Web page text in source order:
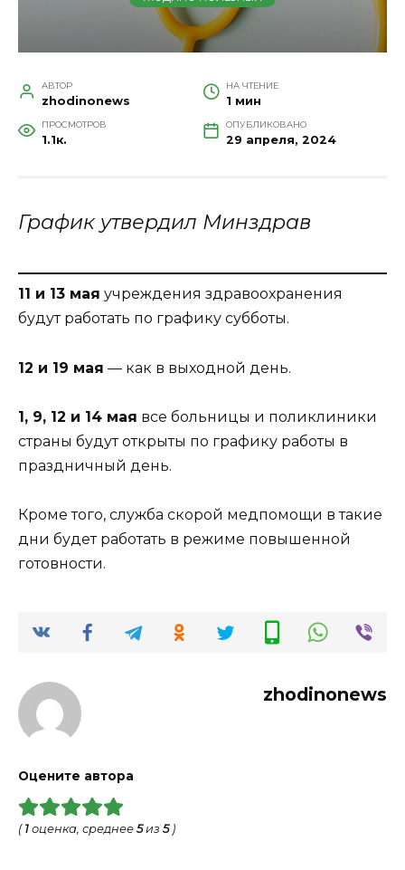
АВТОР
zhodinonews
НА ЧТЕНИЕ
1 мин
ПРОСМОТРОВ
1.1к.
ОПУБЛИКОВАНО
29 апреля, 2024
График утвердил Минздрав
11 и 13 мая учреждения здравоохранения
будут работать по графику субботы.
12 и 19 мая — как в выходной день.
1, 9, 12 и 14 мая все больницы и поликлиники
страны будут открыты по графику работы в
праздничный день.
Кроме того, служба скорой медпомощи в такие
дни будет работать в режиме повышенной
готовности.
zhodinonews
Оцените автора
( 1 оценка, среднее 5из 5)